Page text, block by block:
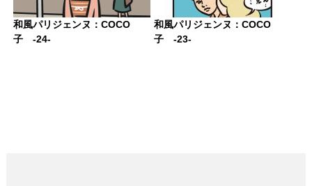
和風パリジェンヌ：COCO
子 -24-
和風パリジェンヌ：COCO
子 -23-